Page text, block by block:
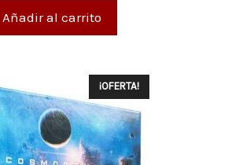
Añadir al carrito
¡OFERTA!